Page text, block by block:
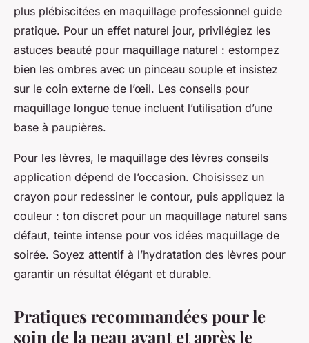
plus plébiscitées en maquillage professionnel guide
pratique. Pour un effet naturel jour, privilégiez les
astuces beauté pour maquillage naturel : estompez
bien les ombres avec un pinceau souple et insistez
sur le coin externe de l’œil. Les conseils pour
maquillage longue tenue incluent l’utilisation d’une
base à paupières.
Pour les lèvres, le maquillage des lèvres conseils
application dépend de l’occasion. Choisissez un
crayon pour redessiner le contour, puis appliquez la
couleur : ton discret pour un maquillage naturel sans
défaut, teinte intense pour vos idées maquillage de
soirée. Soyez attentif à l’hydratation des lèvres pour
garantir un résultat élégant et durable.
Pratiques recommandées pour le
soin de la peau avant et après le